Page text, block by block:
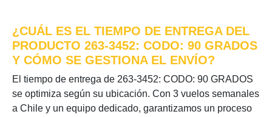
¿CUÁL ES EL TIEMPO DE ENTREGA DEL
PRODUCTO 263-3452: CODO: 90 GRADOS
Y CÓMO SE GESTIONA EL ENVÍO?
El tiempo de entrega de 263-3452: CODO: 90 GRADOS
se optimiza según su ubicación. Con 3 vuelos semanales
a Chile y un equipo dedicado, garantizamos un proceso